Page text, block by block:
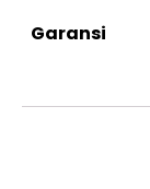
Garansi